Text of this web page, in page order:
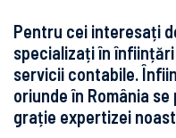
Pentru cei interesați
specializați în
servicii contabile.
oriunde în România
grație expertizei